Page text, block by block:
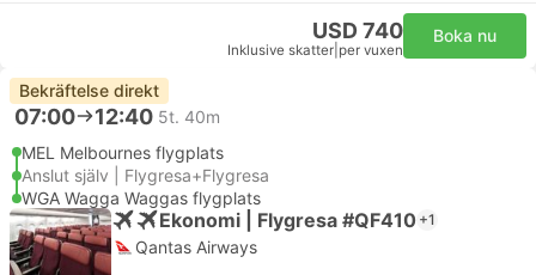
USD 740
Inklusive skatter per vuxen
Boka nu
Bekräftelse direkt
07:00 12:40 5t. 40m
MEL Melbournes flygplats
Anslut själv | Flygresa+Flygresa
WGA Wagga Waggas flygplats
Ekonomi | Flygresa #QF410 +1
Qantas Airways